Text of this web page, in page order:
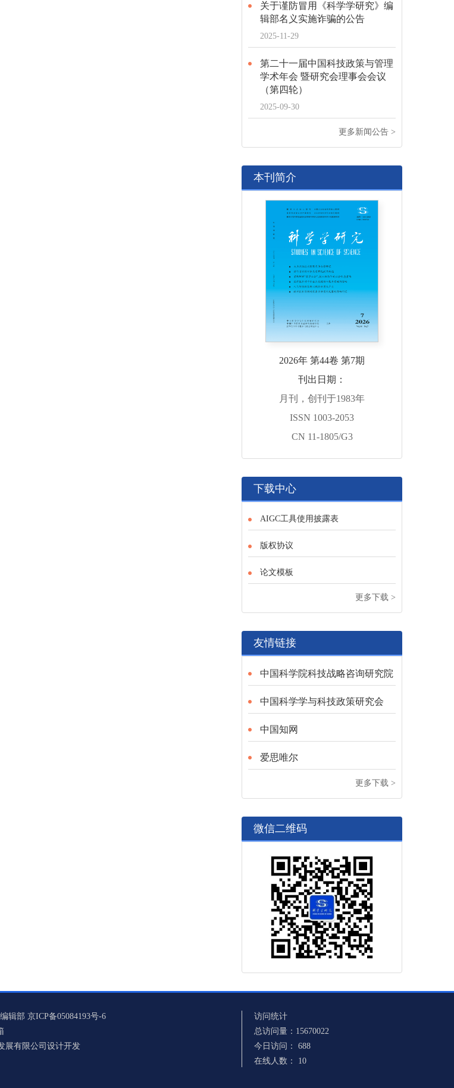
关于谨防冒用《科学学研究》编
辑部名义实施诈骗的公告
2025-11-29
第二十一届中国科技政策与管理
学术年会 暨研究会理事会会议
（第四轮）
2025-09-30
更多新闻公告 >
本刊简介
2026年 第44卷 第7期
刊出日期：
月刊，创刊于1983年
ISSN 1003-2053
CN 11-1805/G3
下载中心
AIGC工具使用披露表
版权协议
论文模板
更多下载 >
友情链接
中国科学院科技战略咨询研究院
中国科学学与科技政策研究会
中国知网
爱思唯尔
更多下载 >
微信二维码
辑部 京ICP备05084193号-6
展有限公司设计开发
访问统计
总访问量： 15670022
今日访问： 688
在线人数： 10